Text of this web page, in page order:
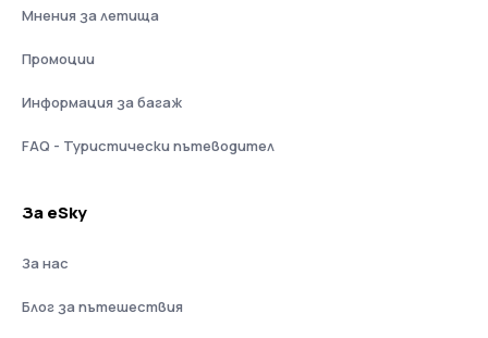
Мнения за летища
Промоции
Информация за багаж
FAQ - Туристически пътеводител
За eSky
За нас
Блог за пътешествия